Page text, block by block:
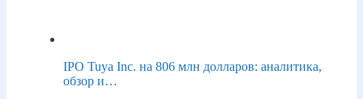
IPO Tuya Inc. на 806 млн долларов: аналитика,
обзор и…